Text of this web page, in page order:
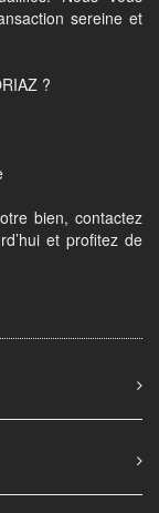
sereine et
?
bien, contactez
et profitez de